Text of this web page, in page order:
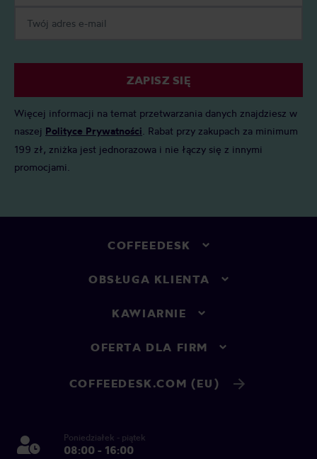
ZAPISZ SIĘ
Więcej informacji na temat przetwarzania danych znajdziesz w
naszej Polityce Prywatności . Rabat przy zakupach za minimum
199 zł, zniżka jest jednorazowa i nie łączy się z innymi
promocjami.
COFFEEDESK
OBSŁUGA KLIENTA
KAWIARNIE
OFERTA DLA FIRM
COFFEEDESK.COM (EU)
Poniedziałek - piątek
08:00 - 16:00